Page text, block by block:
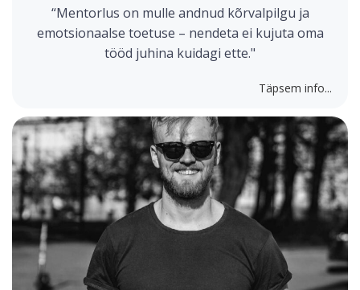
“Mentorlus on mulle andnud kõrvalpilgu ja
emotsionaalse toetuse – nendeta ei kujuta oma
tööd juhina kuidagi ette."
Täpsem info...